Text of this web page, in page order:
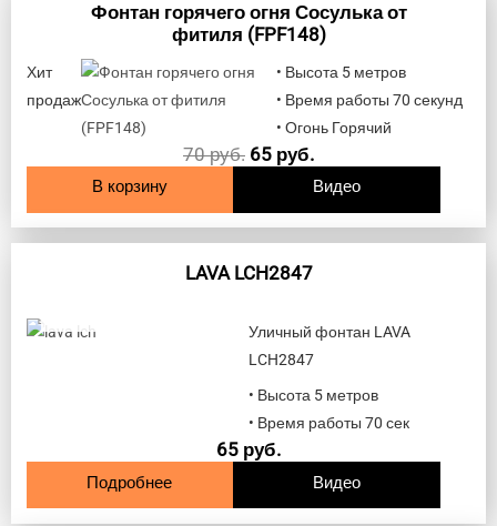
Хит
продаж
Фонтан горячего огня Сосулька от
фитиля (FPF148)
• Высота 5 метров
• Время работы 70 секунд
• Огонь Горячий
70руб. 65 руб.
В корзину Видео
LAVA LCH2847
Уличный фонтан LAVA
LCH2847
• Высота 5 метров
• Время работы 70 сек
65 руб.
Подробнее Видео